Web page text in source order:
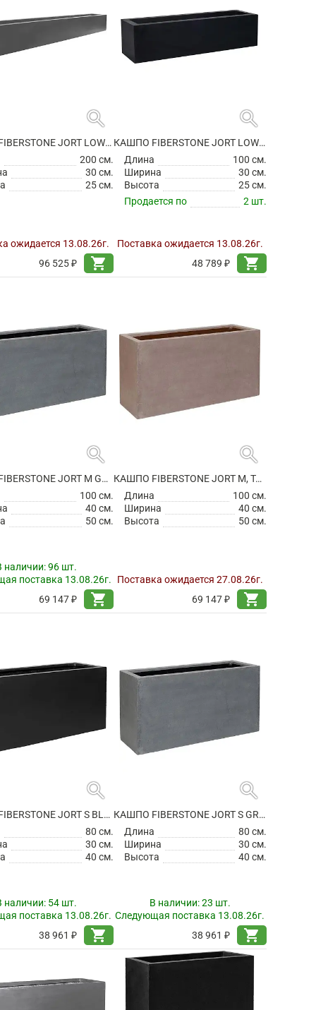
search
КАШПО FIBERSTONE JORT LOW M GREY
200 см.
30 см.
25 см.
ожидается 13.08.26г.
96 525 ₽
shopping_cart
search
КАШПО FIBERSTONE JORT LOW S BLACK
Длина
100 см.
Ширина
30 см.
Высота
25 см.
Продается по
2 шт.
Поставка ожидается 13.08.26г.
48 789 ₽
shopping_cart
search
КАШПО FIBERSTONE JORT M GREY
100 см.
40 см.
50 см.
наличии:96 шт.
поставка 13.08.26г.
69 147 ₽
shopping_cart
search
КАШПО FIBERSTONE JORT M, TAUPE
Длина
100 см.
Ширина
40 см.
Высота
50 см.
Поставка ожидается 27.08.26г.
69 147 ₽
shopping_cart
search
КАШПО FIBERSTONE JORT S BLACK
80 см.
30 см.
40 см.
наличии: 54 шт.
поставка 13.08.26г.
38 961 ₽
shopping_cart
search
КАШПО FIBERSTONE JORT S GREY
Длина
80 см.
Ширина
30 см.
Высота
40 см.
В наличии:23 шт.
Следующая поставка 13.08.26г.
38 961 ₽
shopping_cart